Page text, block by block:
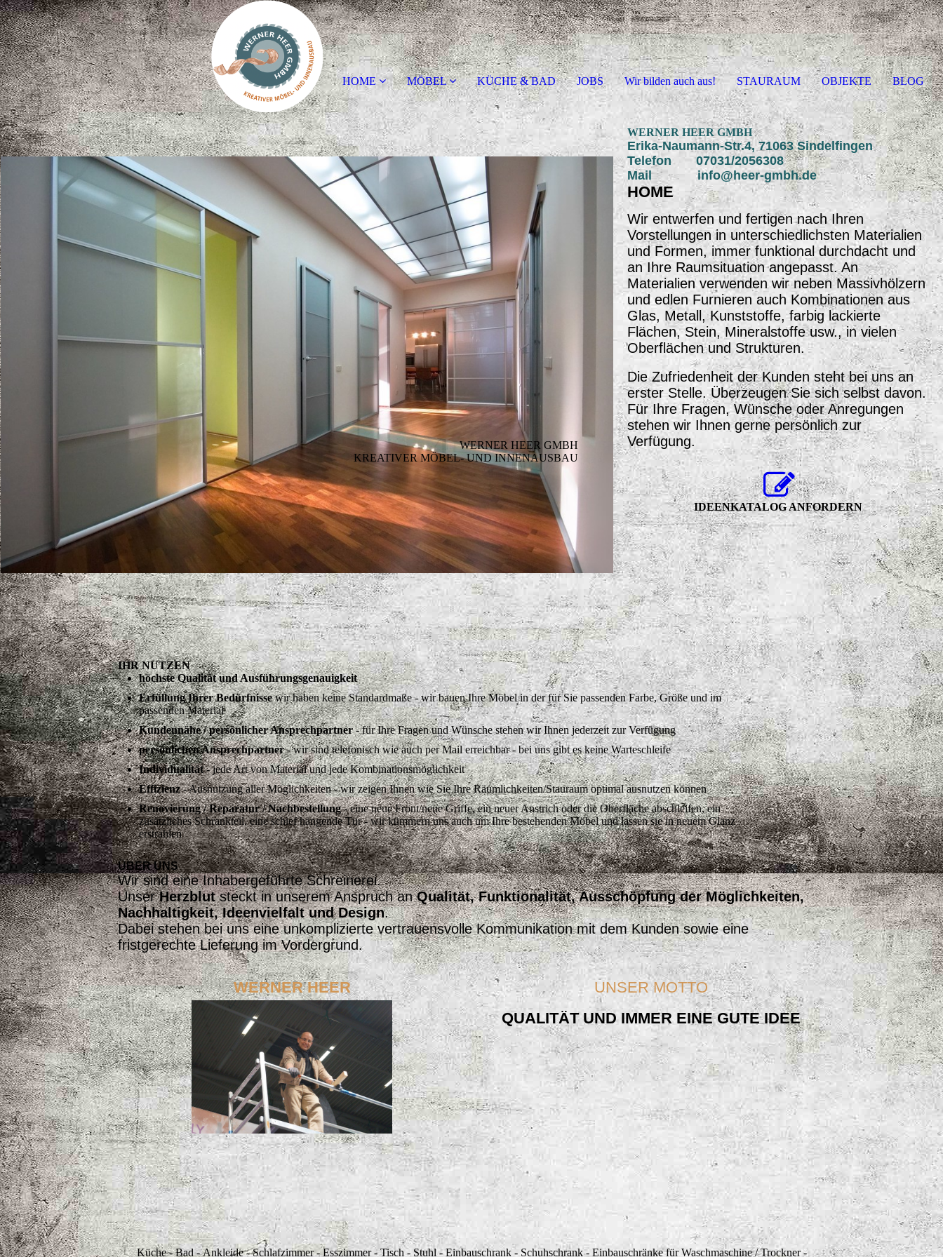
HOME MÖBEL KÜCHE & BAD JOBS Wir bilden auch aus! STAURAUM OBJEKTE BLOG
WERNER HEER GMBH
KREATIVER MÖBEL- UND INNENAUSBAU
WERNER HEER GMBH
Erika-Naumann-Str.4, 71063 Sindelfingen
Telefon 07031/2056308
Mail info@heer-gmbh.de
HOME
Wir entwerfen und fertigen nach Ihren
Vorstellungen in unterschiedlichsten Materialien
und Formen, immer funktional durchdacht und
an Ihre Raumsituation angepasst. An
Materialien verwenden wir neben Massivhölzern
und edlen Furnieren auch Kombinationen aus
Glas, Metall, Kunststoffe, farbig lackierte
Flächen, Stein, Mineralstoffe usw., in vielen
Oberflächen und Strukturen.
Die Zufriedenheit der Kunden steht bei uns an
erster Stelle. Überzeugen Sie sich selbst davon.
Für Ihre Fragen, Wünsche oder Anregungen
stehen wir Ihnen gerne persönlich zur
Verfügung.
IDEENKATALOG ANFORDERN
IHR NUTZEN
höchste Qualität und Ausführungsgenauigkeit
Erfüllung Ihrer Bedürfnissewir haben keine Standardmaße - wir bauen Ihre Möbel in der für Sie passenden Farbe, Größe und im
passenden Material
Kundennähe / persönlicher Ansprechpartner- für Ihre Fragen und Wünsche stehen wir Ihnen jederzeit zur Verfügung
persönlichen Ansprechpartner- wir sind telefonisch wie auch per Mail erreichbar - bei uns gibt es keine Warteschleife
Individualität- jede Art von Material und jede Kombinationsmöglichkeit
Effizienz- Ausnutzung aller Möglichkeiten - wir zeigen Ihnen wie Sie Ihre Räumlichkeiten/Stauraum optimal ausnutzen können
Renovierung / Reparatur / Nachbestellung- eine neue Front/neue Griffe, ein neuer Anstrich oder die Oberfläche abschleifen, ein
zusätzliches Schrankteil, eine schief hängende Tür - wir kümmern uns auch um Ihre bestehenden Möbel und lassen sie in neuem Glanz
erstrahlen
ÜBER UNS
Wir sind eine Inhabergeführte Schreinerei.
UnserHerzblutsteckt in unserem Anspruch anQualität, Funktionalität, Ausschöpfung der Möglichkeiten,
Nachhaltigkeit, Ideenvielfalt und Design.
Dabei stehen bei uns eine unkomplizierte vertrauensvolle Kommunikation mit dem Kunden sowie eine
fristgerechte Lieferung im Vordergrund.
WERNER HEER
UNSER MOTTO
QUALITÄT UND IMMER EINE GUTE IDEE
Küche - Bad-Ankleide - Schlafzimmer - Esszimmer - Tisch - Stuhl - Einbauschrank - Schuhschrank - Einbauschränke für Waschmaschine / Trockner -